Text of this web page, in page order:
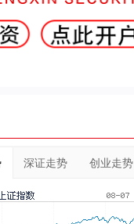
深证走势 创业走势